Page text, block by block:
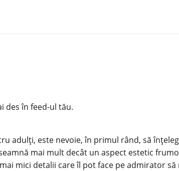
des în feed-ul tău.
adulți, este nevoie, în primul rând, să
mai mult decât un aspect estetic
mici detalii care îl pot face pe admirator